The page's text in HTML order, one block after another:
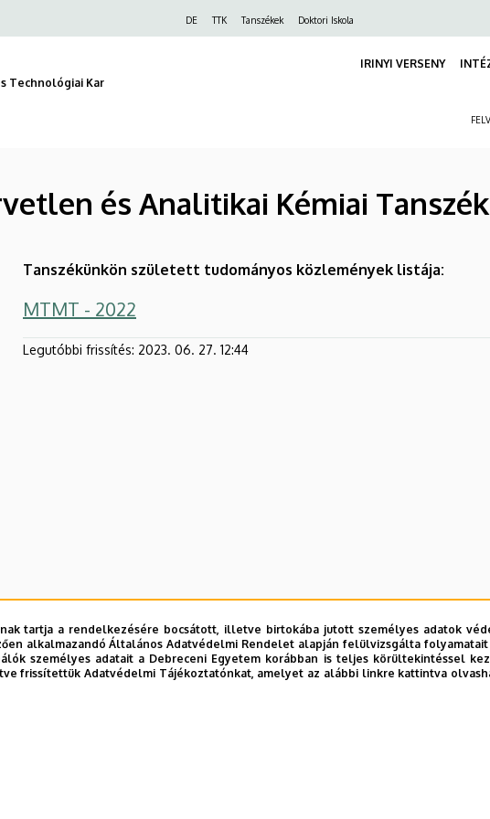
DE TTK Tanszékek Doktori Iskola
Technológiai Kar
IRINYI VERSENY
és Analitikai Kémiai Tanszék
Tanszékünkön született tudományos közlemények listája:
MTMT - 2022
Legutóbbi frissítés: 2023. 06. 27. 12:44
tartja a rendelkezésére bocsátott, illetve birtokába jutott személyes adatok
alkalmazandó Általános Adatvédelmi Rendelet alapján felülvizsgálta
személyes adatait a Debreceni Egyetem korábban is teljes körültekintéssel
frissítettük Adatvédelmi Tájékoztatónkat, amelyet az alábbi linkre kattintva